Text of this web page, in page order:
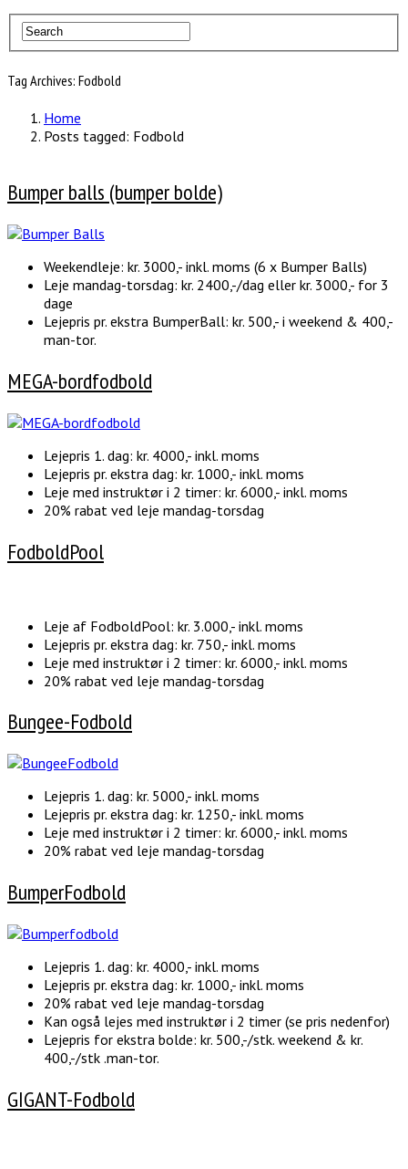
Tag Archives: Fodbold
Home
Posts tagged: Fodbold
Bumper balls (bumper bolde)
Weekendleje: kr. 3000,- inkl. moms (6 x Bumper Balls)
Leje mandag-torsdag: kr. 2400,-/dag eller kr. 3000,- for 3
dage
Lejepris pr. ekstra BumperBall: kr. 500,- i weekend & 400,-
man-tor.
MEGA-bordfodbold
Lejepris 1. dag: kr. 4000,- inkl. moms
Lejepris pr. ekstra dag: kr. 1000,- inkl. moms
Leje med instruktør i 2 timer: kr. 6000,- inkl. moms
20% rabat ved leje mandag-torsdag
FodboldPool
Leje af FodboldPool: kr. 3.000,- inkl. moms
Lejepris pr. ekstra dag: kr. 750,- inkl. moms
Leje med instruktør i 2 timer: kr. 6000,- inkl. moms
20% rabat ved leje mandag-torsdag
Bungee-Fodbold
Lejepris 1. dag: kr. 5000,- inkl. moms
Lejepris pr. ekstra dag: kr. 1250,- inkl. moms
Leje med instruktør i 2 timer: kr. 6000,- inkl. moms
20% rabat ved leje mandag-torsdag
BumperFodbold
Lejepris 1. dag: kr. 4000,- inkl. moms
Lejepris pr. ekstra dag: kr. 1000,- inkl. moms
20% rabat ved leje mandag-torsdag
Kan også lejes med instruktør i 2 timer (se pris nedenfor)
Lejepris for ekstra bolde: kr. 500,-/stk. weekend & kr.
400,-/stk .man-tor.
GIGANT-Fodbold